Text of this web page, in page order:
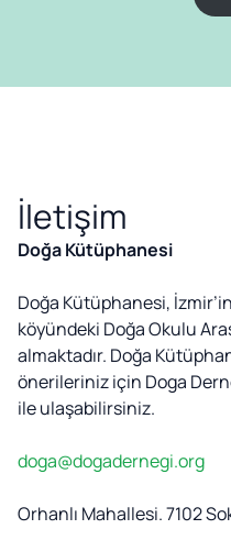
İletişim
Doğa Kütüphanesi
Doğa Kütüphanesi,
köyündeki Doğa Okulu
almaktadır. Doğa
önerileriniz için Doga
ile ulaşabilirsiniz.
doga@dogadernegi.org
Orhanlı Mahallesi. 7102